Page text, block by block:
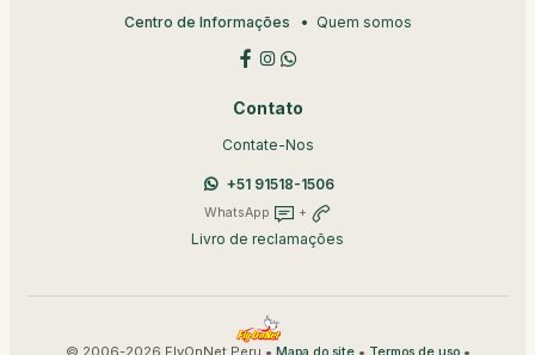
Centro de Informações Quem somos
Contato
Contate-Nos
+51 91518-1506
WhatsApp +
Livro de reclamações
© 2006-2026 FlyOnNet Peru • • •